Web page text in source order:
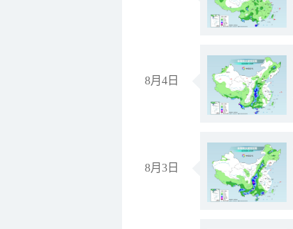
8月4日
8月3日